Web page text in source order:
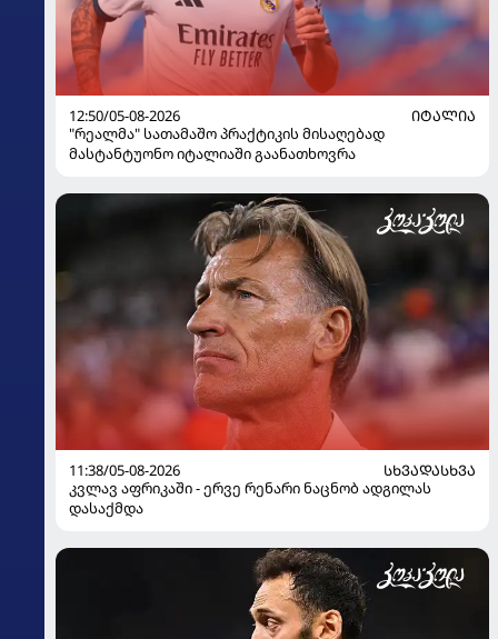
12:50/05-08-2026
ᲘᲢᲐᲚᲘᲐ
"რეალმა" სათამაშო პრაქტიკის მისაღებად
მასტანტუონო იტალიაში გაანათხოვრა
11:38/05-08-2026
ᲡᲮᲕᲐᲓᲐᲡᲮᲕᲐ
კვლავ აფრიკაში - ერვე რენარი ნაცნობ ადგილას
დასაქმდა